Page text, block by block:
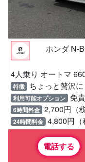
ホンダ N-
4人乗り オートマ
特徴 ちょっと贅沢に
利用可能オプション 免
6時間料金 2,700円（税
24時間料金 4,800円（
電話する